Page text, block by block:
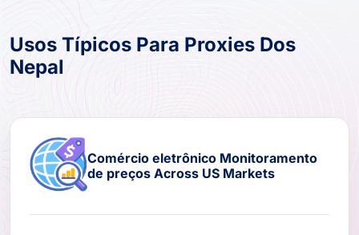
Usos Típicos Para Proxies Dos
Nepal
Comércio eletrônico Monitoramento
de preços Across US Markets